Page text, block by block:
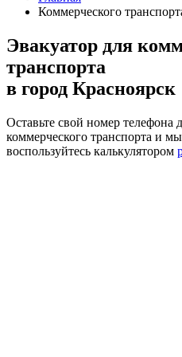
Коммерческого
Эвакуатор для
транспорта
в город Красноярск
Оставьте свой номер телефона
коммерческого транспорта и
воспользуйтесь калькулятором